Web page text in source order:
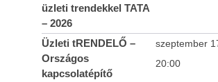
üzleti trendekkel TATA
– 2026
Üzleti tRENDELŐ –
Országos
kapcsolatépítő
szeptember
20:00